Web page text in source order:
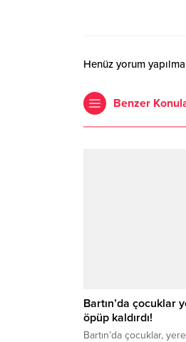
Henüz yorum
Benzer
Bartın’da çocuklar
öpüp kaldırdı!
Bartın’da çocuklar,